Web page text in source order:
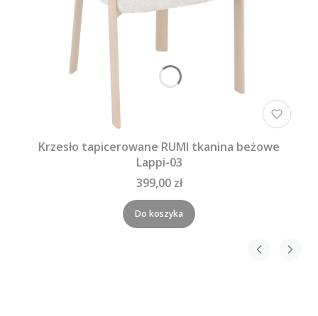
Krzesło tapicerowane RUMI tkanina beżowe
Lappi-03
399,00 zł
Do koszyka